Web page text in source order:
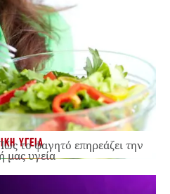
ΥΓΕΙΑ
το φαγητό επηρεάζει την
μας υγεία